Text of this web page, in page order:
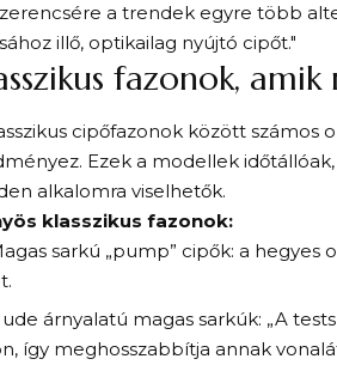
a trendek egyre több
illő, optikailag nyújtó cipőt."
fazonok,
cipőfazonok között számos
Ezek a modellek
alkalomra viselhetők.
klasszikus fazonok:
sarkú „pump” cipők: a hegyes
árnyalatú magas sarkúk: „A
így meghosszabbítja annak